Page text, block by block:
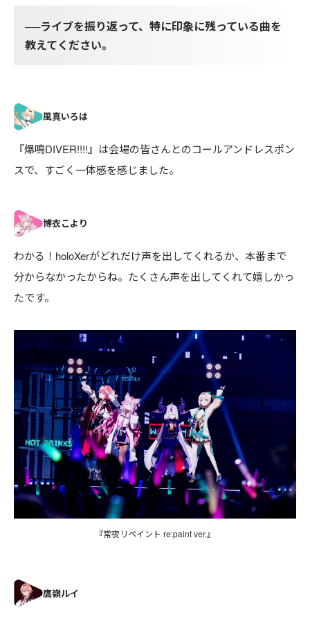
──ライブを振り返って、特に印象に残っている曲を
教えてください。
『爆鳴DIVER!!!!』は会場の皆さんとのコールアンドレスポン
スで、すごく一体感を感じました。
わかる！holoXerがどれだけ声を出してくれるか、本番まで
分からなかったからね。たくさん声を出してくれて嬉しかっ
たです。
『常夜リペイント re:paint ver.』